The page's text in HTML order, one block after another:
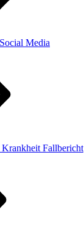
Social Media
Krankheit Fallbericht